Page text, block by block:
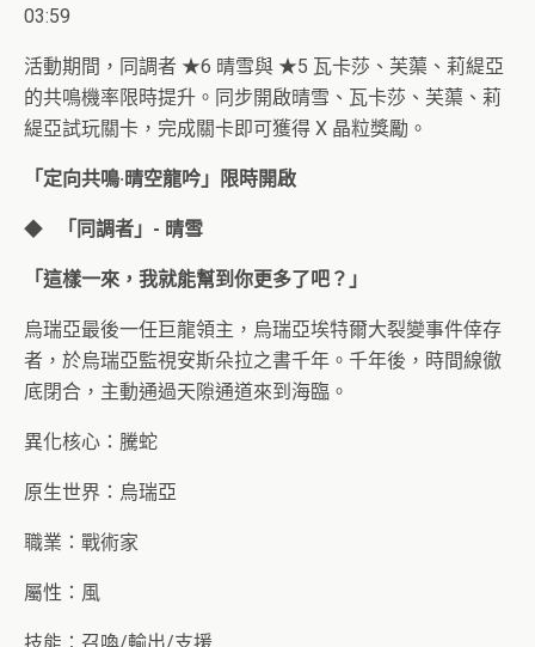
03:59
活動期間，同調者 ★6 晴雪與 ★5 瓦卡莎、芙蕖、莉緹亞
的共鳴機率限時提升。同步開啟晴雪、瓦卡莎、芙蕖、莉
緹亞試玩關卡，完成關卡即可獲得 X 晶粒獎勵。
「定向共鳴·晴空龍吟」限時開啟
◆ 「同調者」- 晴雪
「這樣一來，我就能幫到你更多了吧？ 」
烏瑞亞最後一任巨龍領主，烏瑞亞埃特爾大裂變事件倖存
者，於烏瑞亞監視安斯朵拉之書千年。千年後，時間線徹
底閉合，主動通過天隙通道來到海臨。
異化核心：騰蛇
原生世界：烏瑞亞
職業：戰術家
屬性：風